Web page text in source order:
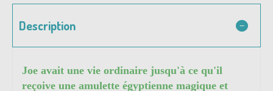
Description
Joe avait une vie ordinaire jusqu'à ce qu'il
reçoive une amulette égyptienne magique et